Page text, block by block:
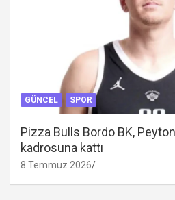
GÜNCEL SPOR
Pizza Bulls Bordo BK,
kadrosuna kattı
8 Temmuz 2026